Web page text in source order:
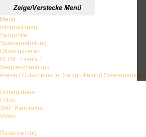
Zeige/Verstecke Menü
Menü
Informationen
Salzgrotte
Solevernebelung
Öffnungszeiten
KEINE Events !
Wegbeschreibung
Preise / Gutscheine für Salzgrotte und
Bildergalerie
Fotos
360° Panorama
Video
Reservierung